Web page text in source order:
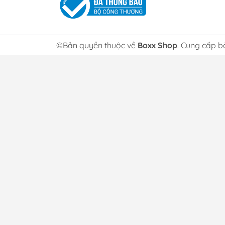
🔥 Iron Leaves ex
🔥 Illustration Rare
🔥 Special Illustration Rare
©Bản quyền thuộc về Boxx Shop. Cung cấp